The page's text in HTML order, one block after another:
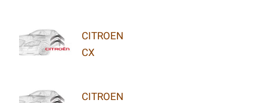
CITROEN
CX
CITROEN